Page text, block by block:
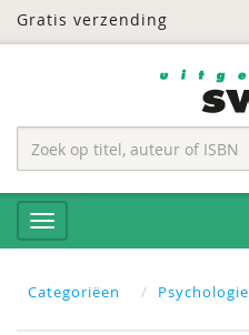
Gratis verzending
Categoriëen Psychologie